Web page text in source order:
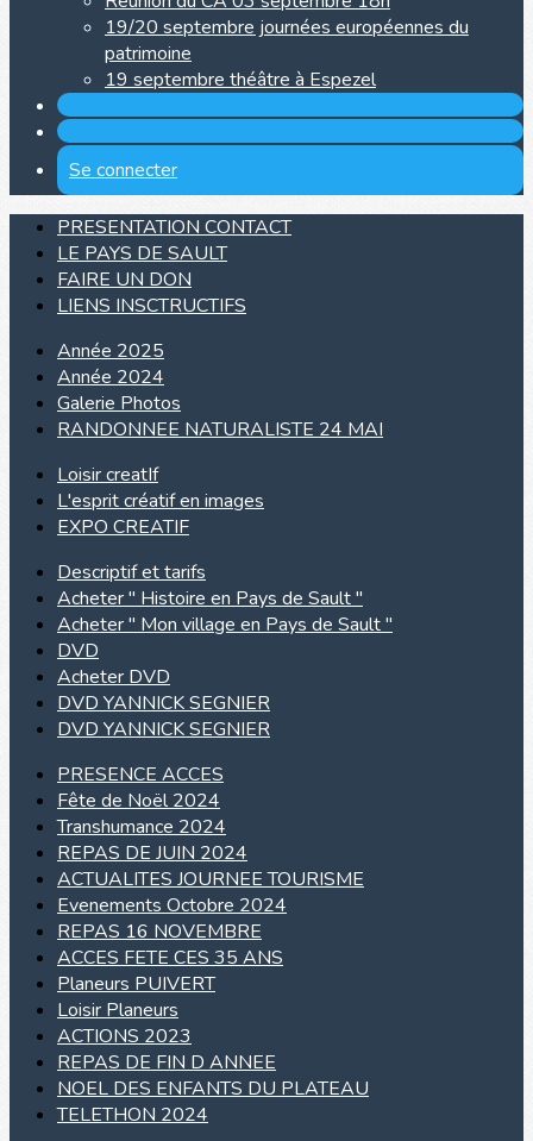
19/20 septembre journées européennes du
patrimoine
19 septembre théâtre à Espezel
Se connecter
PRESENTATION CONTACT
LE PAYS DE SAULT
FAIRE UN DON
LIENS INSCTRUCTIFS
Année 2025
Année 2024
Galerie Photos
RANDONNEE NATURALISTE 24 MAI
Loisir creatIf
L'esprit créatif en images
EXPO CREATIF
Descriptif et tarifs
Acheter " Histoire en Pays de Sault "
Acheter " Mon village en Pays de Sault "
DVD
Acheter DVD
DVD YANNICK SEGNIER
DVD YANNICK SEGNIER
PRESENCE ACCES
Fête de Noël 2024
Transhumance 2024
REPAS DE JUIN 2024
ACTUALITES JOURNEE TOURISME
Evenements Octobre 2024
REPAS 16 NOVEMBRE
ACCES FETE CES 35 ANS
Planeurs PUIVERT
Loisir Planeurs
ACTIONS 2023
REPAS DE FIN D ANNEE
NOEL DES ENFANTS DU PLATEAU
TELETHON 2024